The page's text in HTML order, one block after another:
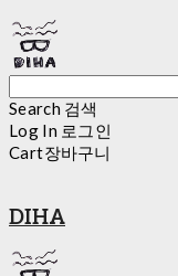
Search 검색
Log In 로그인
Cart장바구니
DIHA